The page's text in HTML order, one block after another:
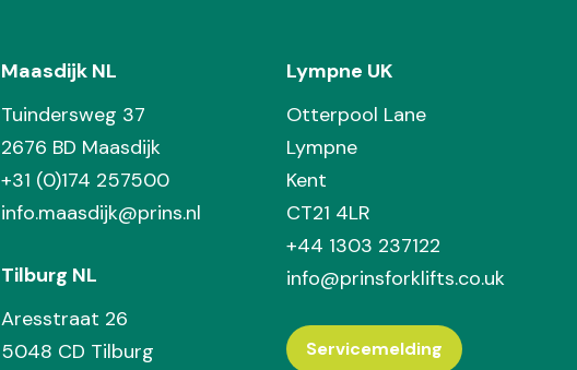
Maasdijk NL
Tuindersweg 37
2676 BD Maasdijk
+31 (0)174 257500
info.maasdijk@prins.nl
Tilburg NL
Aresstraat 26
5048 CD Tilburg
Lympne UK
Otterpool Lane
Lympne
Kent
CT21 4LR
+44 1303 237122
info@prinsforklifts.co.uk
Servicemelding